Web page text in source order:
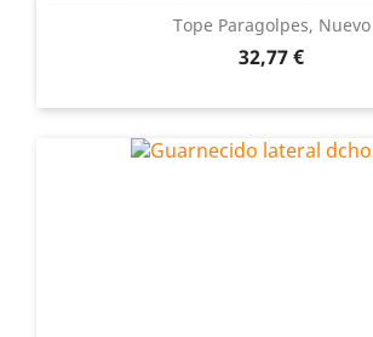
Tope Paragolpes, Nuevo
Precio
32,77 €